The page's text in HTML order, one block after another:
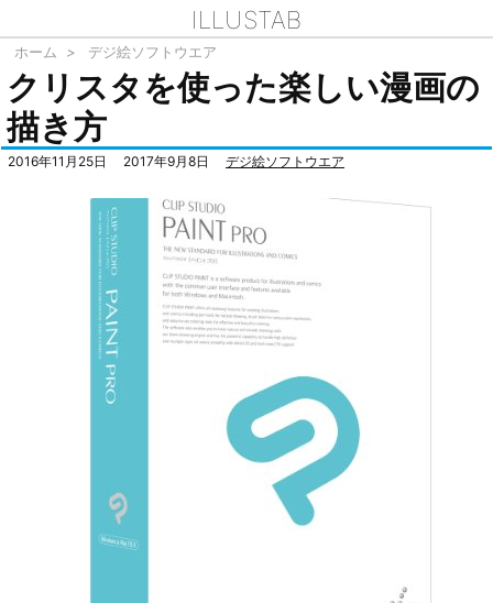
ILLUSTAB
ホーム > デジ絵ソフトウエア
クリスタを使った楽しい漫画の
描き方
2016年11月25日 2017年9月8日 デジ絵ソフトウエア